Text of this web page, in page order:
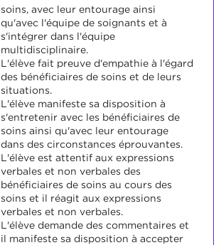
soins, avec leur entourage ainsi
qu'avec l'équipe de soignants et à
s'intégrer dans l'équipe
multidisciplinaire.
L'élève fait preuve d'empathie à l'égard
des bénéficiaires de soins et de leurs
situations.
L'élève manifeste sa disposition à
s'entretenir avec les bénéficiaires de
soins ainsi qu'avec leur entourage
dans des circonstances éprouvantes.
L'élève est attentif aux expressions
verbales et non verbales des
bénéficiaires de soins au cours des
soins et il réagit aux expressions
verbales et non verbales.
L'élève demande des commentaires et
il manifeste sa disposition à accepter